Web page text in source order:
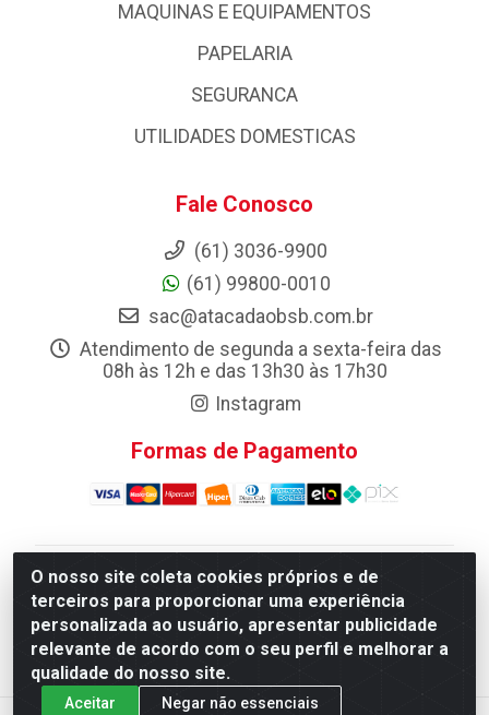
O nosso site coleta cookies próprios e de
terceiros para proporcionar uma experiência
personalizada ao usuário, apresentar publicidade
relevante de acordo com o seu perfil e melhorar a
qualidade do nosso site.
Aceitar Negar não essenciais
MAQUINAS E EQUIPAMENTOS
PAPELARIA
SEGURANCA
UTILIDADES DOMESTICAS
Fale Conosco
(61) 3036-9900
(61) 99800-0010
sac@atacadaobsb.com.br
Atendimento de segunda a sexta-feira das
08h às 12h e das 13h30 às 17h30
Instagram
Formas de Pagamento
Atacadao da Limpeza F. Pereira Queiroz Comercio e
Distribuicao LTDA - Quadra Qi 10 Lotes 39 e, 41 - Setor
Industrial (Taguatinga), Brasília/DF - CEP 72.135-100 -
CNPJ 13.184.675/0001-80